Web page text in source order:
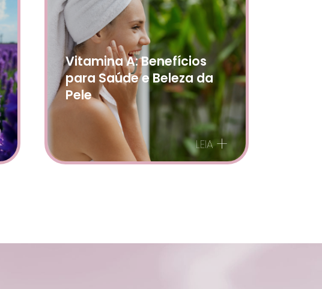
Vitamina A: Benefícios
para Saúde e Beleza da
Pele
LEIA +